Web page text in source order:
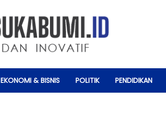
EKONOMI & BISNIS POLITIK PENDIDIKAN